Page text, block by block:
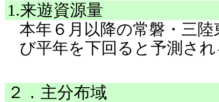
1.来遊資源量
本年６月以降の常磐・三
び平年を下回ると予測さ
２．主分布域